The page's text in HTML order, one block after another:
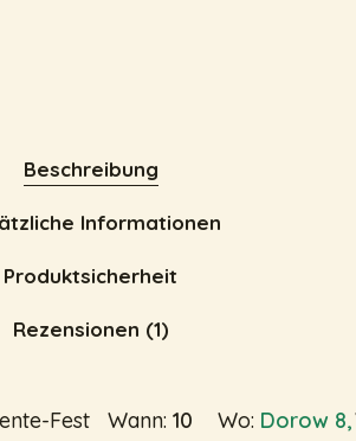
Beschreibung
Informationen
Produktsicherheit
Rezensionen (1)
Fest
Wann: 10
Wo: Dorow 8,